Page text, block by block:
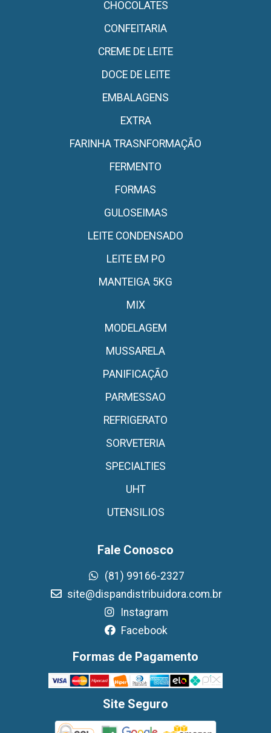
CHOCOLATES
CONFEITARIA
CREME DE LEITE
DOCE DE LEITE
EMBALAGENS
EXTRA
FARINHA TRASNFORMAÇÃO
FERMENTO
FORMAS
GULOSEIMAS
LEITE CONDENSADO
LEITE EM PO
MANTEIGA 5KG
MIX
MODELAGEM
MUSSARELA
PANIFICAÇÃO
PARMESSAO
REFRIGERATO
SORVETERIA
SPECIALTIES
UHT
UTENSILIOS
Fale Conosco
(81) 99166-2327
site@dispandistribuidora.com.br
Instagram
Facebook
Formas de Pagamento
Site Seguro